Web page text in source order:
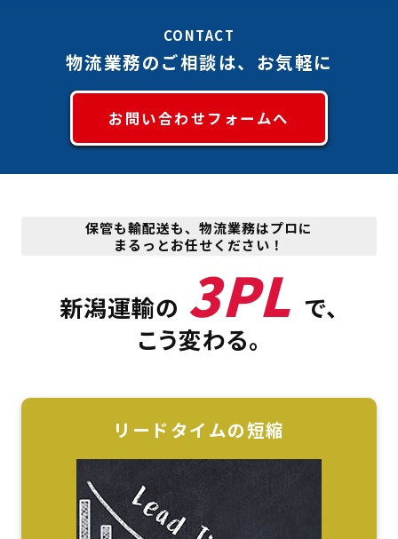
CONTACT
物流業務のご相談は、お気軽に
お問い合わせフォームへ
保管も輸配送も、物流業務はプロに
まるっとお任せください！
新潟運輸の 3PLで、
こう変わる。
リードタイムの短縮